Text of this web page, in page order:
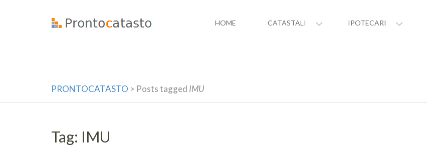
HOME CATASTALI IPOTECARI
PRONTOCATASTO > Posts tagged IMU
Tag: IMU